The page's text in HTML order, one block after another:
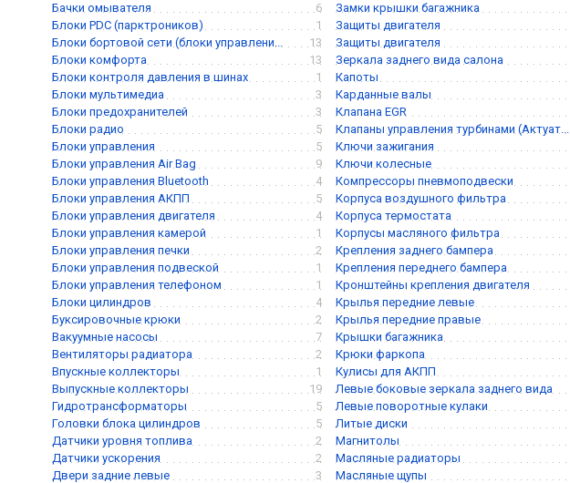
Бачки омывателя
6
Блоки PDC (парктроников)
1
Блоки бортовой сети (блоки управлени...
13
Блоки комфорта
13
Блоки контроля давления в шинах
1
Блоки мультимедиа
3
Блоки предохранителей
3
Блоки радио
5
Блоки управления
5
Блоки управления Air Bag
9
Блоки управления Bluetooth
4
Блоки управления АКПП
5
Блоки управления двигателя
4
Блоки управления камерой
1
Блоки управления печки
2
Блоки управления подвеской
1
Блоки управления телефоном
1
Блоки цилиндров
4
Буксировочные крюки
2
Вакуумные насосы
7
Вентиляторы радиатора
2
Впускные коллекторы
1
Выпускные коллекторы
19
Гидротрансформаторы
5
Головки блока цилиндров
5
Датчики уровня топлива
2
Датчики ускорения
2
Двери задние левые
3
Замки крышки багажника
Защиты двигателя
Защиты двигателя
Зеркала заднего вида салона
Капоты
Карданные валы
Клапана EGR
Клапаны управления турбинами (Актуат...
Ключи зажигания
Ключи колесные
Компрессоры пневмоподвески
Корпуса воздушного фильтра
Корпуса термостата
Корпусы масляного фильтра
Крепления заднего бампера
Крепления переднего бампера
Кронштейны крепления двигателя
Крылья передние левые
Крылья передние правые
Крышки багажника
Крюки фаркопа
Кулисы для АКПП
Левые боковые зеркала заднего вида
Левые поворотные кулаки
Литые диски
Магнитолы
Масляные радиаторы
Масляные щупы